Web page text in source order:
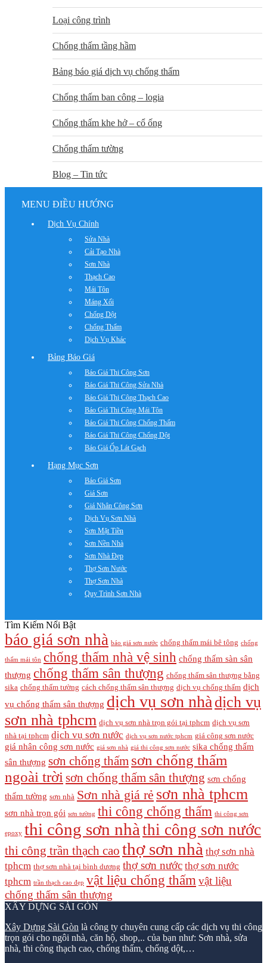
Loại công trình
Chống thấm tầng hầm
Bảng báo giá dịch vụ chống thấm
Chống thấm ban công – logia
Chống thấm khe hở – cổ ống
Chống thấm tường
Blog – Tin tức
MENU ĐIỀU HƯỚNG
Dịch Vụ Chính
Sửa Nhà
Cải Tạo Nhà
Sơn Nhà
Thạch Cao
Mái Tôn
Máng Xối
Chống Dột
Chống Thấm
Dịch Vụ Khác
Bảng Báo Giá
Báo Giá Thi Công Sơn
Báo Giá Thi Công Sửa Nhà
Báo Giá Thi Công Thạch Cao
Báo Giá Thi Công Mái Tôn
Báo Giá Thi Công Chống Thấm
Báo Giá Thi Công Chống Dột
Báo Giá Ốp Lát Gạch
Hạng Mục Sơn
Báo Giá Sơn
Giá Sơn
Giá Nhân Công Sơn
Dịch Vụ Sơn Nhà
Sơn Mặt Tiền
Sơn Nền Nhà
Sơn Nhà Đẹp
Thợ Sơn Nước
Thợ Sơn Nhà
Quy Trình Sơn Nhà
Tìm Kiếm Nổi Bật
báo giá sơn nhà báo giá sơn nước chống thấm mái bê tông chống
thấm mái tôn chống thấm nhà vệ sinh chống thấm sàn sân
thượng chống thấm sân thượng chống thấm sân thượng bằng
sika chống thấm tường cách chống thấm sân thượng dịch vụ chống thấm dịch
vụ chống thấm sân thượng dịch vụ sơn nhà dịch vụ
sơn nhà tphcm dịch vụ sơn nhà trọn gói tại tphcm dịch vụ sơn
nhà tại tphcm dịch vụ sơn nước dịch vụ sơn nước tphcm giá công sơn nước
giá nhân công sơn nước giá sơn nhà giá thi công sơn nước sika chống thấm
sân thượng sơn chống thấm sơn chống thấm
ngoài trời sơn chống thấm sân thượng sơn chống
thấm tường sơn nhà Sơn nhà giá rẻ sơn nhà tphcm
sơn nhà trọn gói sơn tường thi công chống thấm thi công sơn
epoxy thi công sơn nhà thi công sơn nước
thi công trần thạch cao thợ sơn nhà thợ sơn nhà
tphcm thợ sơn nhà tại bình dương thợ sơn nước thợ sơn nước
tphcm trần thạch cao đẹp vật liệu chống thấm vật liệu
chống thấm sân thượng
XÂY DỰNG SÀI GÒN
Xây Dựng Sài Gòn là công ty chuyên cung cấp các dịch vụ thi công
trọn gói cho ngôi nhà, căn hộ, shop,.. của bạn như: Sơn nhà, sửa
nhà, thi công thạch cao, chống thấm, chống dột,…